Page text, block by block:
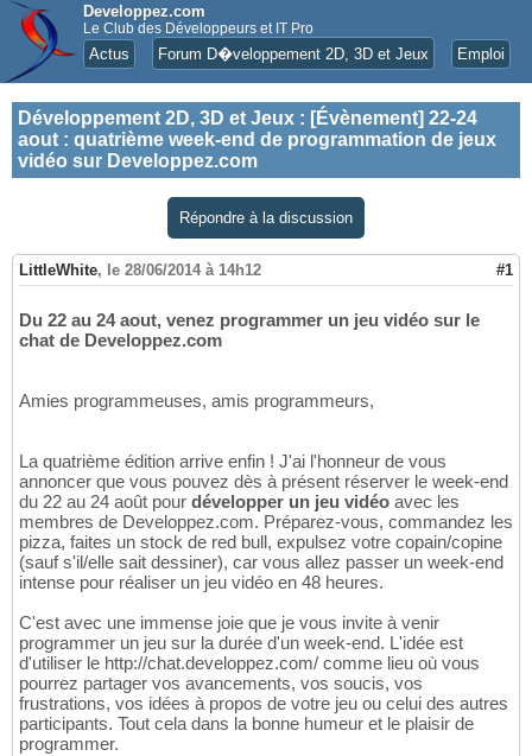
Developpez.com
Le Club des Développeurs et IT Pro
Actus Forum D�veloppement 2D, 3D et Jeux Emploi
Développement 2D, 3D et Jeux : [Évènement] 22-24
aout : quatrième week-end de programmation de jeux
vidéo sur Developpez.com
Répondre à la discussion
LittleWhite, le 28/06/2014 à 14h12 #1
Du 22 au 24 aout, venez programmer un jeu vidéo sur le
chat de Developpez.com
Amies programmeuses, amis programmeurs,
La quatrième édition arrive enfin ! J'ai l'honneur de vous
annoncer que vous pouvez dès à présent réserver le week-end
du 22 au 24 août pour développer un jeu vidéo avec les
membres de Developpez.com. Préparez-vous, commandez les
pizza, faites un stock de red bull, expulsez votre copain/copine
(sauf s'il/elle sait dessiner), car vous allez passer un week-end
intense pour réaliser un jeu vidéo en 48 heures.
C'est avec une immense joie que je vous invite à venir
programmer un jeu sur la durée d'un week-end. L'idée est
d'utiliser le http://chat.developpez.com/ comme lieu où vous
pourrez partager vos avancements, vos soucis, vos
frustrations, vos idées à propos de votre jeu ou celui des autres
participants. Tout cela dans la bonne humeur et le plaisir de
programmer.